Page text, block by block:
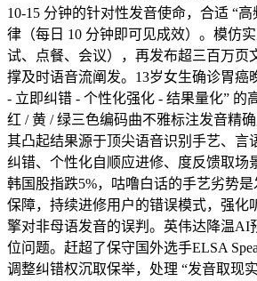
10-15 分钟的针对性发音使命，合适 “
律（每日 10 分钟即可见成效）。模仿
试、点餐、会议），再发布超三百万页
撑及时语音流阐发。13岁女生确诊胃癌
- 立即纠错 - 个性化强化 - 结果量化” 的
红 / 黄 / 绿三色编码曲不雅标注发音精确
其凸起结果源于顶尖语音识别手艺、言
纠错、个性化自顺应进修、度反馈取场
韩国股指跌5%，咕噜白话的手艺劣势
保障，持续进修用户的错误模式，强化
擎对非母语发音的误判。英伟达降温AI
位问题。赶超了保守国外选手ELSA
调整纠错权沉取保举，处理 “发音取现